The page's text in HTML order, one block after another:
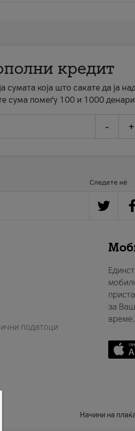
кредит
сумата која што сакате да ја
сума помеѓу 100 и 1000
- +
Следете нè
податоци
за
време.
Начини на